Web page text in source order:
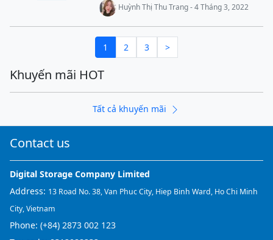
Huỳnh Thị Thu Trang - 4 Tháng 3, 2022
1 2 3 >
Khuyến mãi HOT
Tất cả khuyến mãi
Contact us
Digital Storage Company Limited
Address: 13 Road No. 38, Van Phuc City, Hiep Binh Ward, Ho Chi Minh
City, Vietnam
Phone: (+84) 2873 002 123